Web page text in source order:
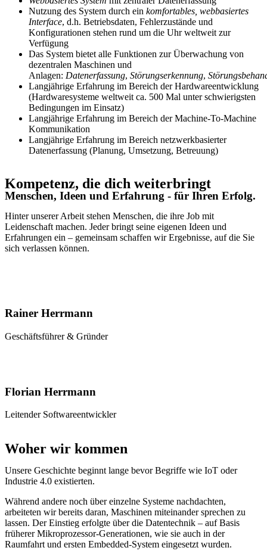
Nutzung des System durch ein komfortables, webbasiertes
Interface, d.h. Betriebsdaten, Fehlerzustände und
Konfigurationen stehen rund um die Uhr weltweit zur
Verfügung
Das System bietet alle Funktionen zur Überwachung von
dezentralen Maschinen und
Anlagen: Datenerfassung, Störungserkennung,
Langjährige Erfahrung im Bereich der Hardwareentwicklung
(Hardwaresysteme weltweit ca. 500 Mal unter schwierigsten
Bedingungen im Einsatz)
Langjährige Erfahrung im Bereich der Machine-To-Machine
Kommunikation
Langjährige Erfahrung im Bereich netzwerkbasierter
Datenerfassung (Planung, Umsetzung, Betreuung)
Kompetenz, die dich weiterbringt
Menschen, Ideen und Erfahrung - für Ihren Erfolg.
Hinter unserer Arbeit stehen Menschen, die ihre Job mit
Leidenschaft machen. Jeder bringt seine eigenen Ideen und
Erfahrungen ein – gemeinsam schaffen wir Ergebnisse, auf die Sie
sich verlassen können.
Rainer Herrmann
Geschäftsführer & Gründer
Florian Herrmann
Leitender Softwareentwickler
Woher wir kommen
Unsere Geschichte beginnt lange bevor Begriffe wie IoT oder
Industrie 4.0 existierten.
Während andere noch über einzelne Systeme nachdachten,
arbeiteten wir bereits daran, Maschinen miteinander sprechen zu
lassen. Der Einstieg erfolgte über die Datentechnik – auf Basis
früherer Mikroprozessor-Generationen, wie sie auch in der
Raumfahrt und ersten Embedded-System eingesetzt wurden.